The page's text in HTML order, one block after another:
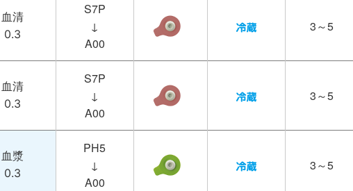
血清
0.3
S7P
↓
A00
3～5
血清
0.3
S7P
↓
A00
3～5
血漿
0.3
PH5
↓
A00
3～5